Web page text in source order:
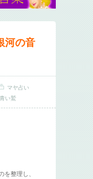
河の音
マヤ占い
青い鷲
を整理し、